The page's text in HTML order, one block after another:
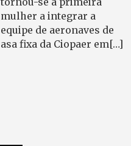
mulher a integrar a
equipe de aeronaves de
asa fixa da Ciopaer em[…]